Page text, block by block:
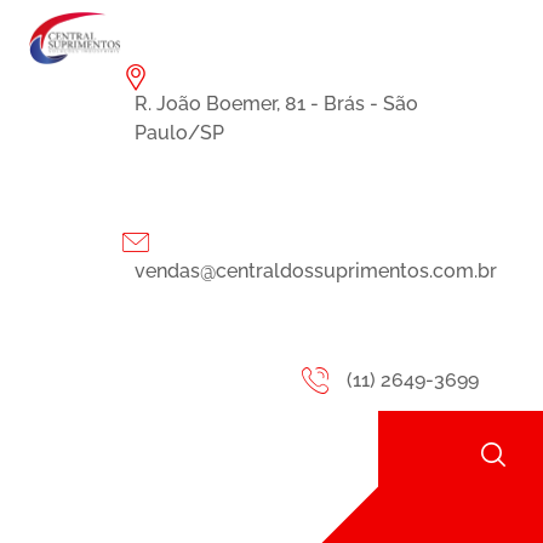
R. João Boemer, 81 - Brás - São
Paulo/SP
vendas@centraldossuprimentos.com.br
(11) 2649-3699